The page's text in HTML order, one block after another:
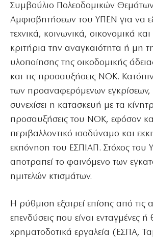
Συμβούλιο Πολεοδομικών
Αμφισβητήσεων του ΥΠΕΝ για να
τεχνικά, κοινωνικά, οικονομικά
κριτήρια την αναγκαιότητα ή μη
υλοποίησης της οικοδομικής
και τις προσαυξήσεις ΝΟΚ.
των προαναφερόμενων εγκρίσεων,
συνεχίσει η κατασκευή με τα
προσαυξήσεις του ΝΟΚ, εφόσον
περιβαλλοντικό ισοδύναμο και
εκπόνηση του ΕΣΠΙΑΠ. Στόχος του
αποτραπεί το φαινόμενο των
ημιτελών κτισμάτων.
Η ρύθμιση εξαιρεί επίσης από τις
επενδύσεις που είναι ενταγμένες
χρηματοδοτικά εργαλεία (ΕΣΠΑ,